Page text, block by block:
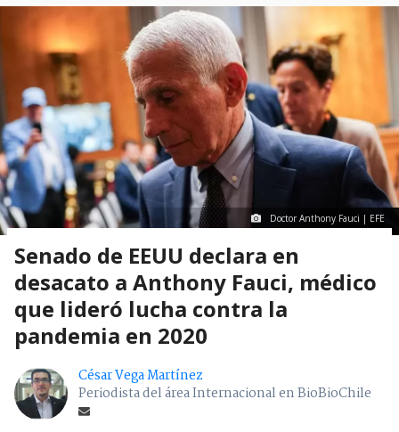
Doctor Anthony Fauci | EFE
Senado de EEUU declara en
desacato a Anthony Fauci, médico
que lideró lucha contra la
pandemia en 2020
César Vega Martínez
Periodista del área Internacional en BioBioChile